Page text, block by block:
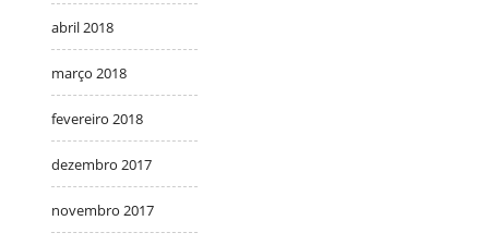
abril 2018
março 2018
fevereiro 2018
dezembro 2017
novembro 2017